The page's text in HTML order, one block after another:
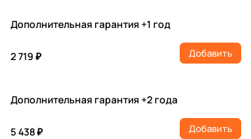
Дополнительная гарантия +1 год
2 719 ₽ Добавить
Дополнительная гарантия +2 года
5 438 ₽ Добавить